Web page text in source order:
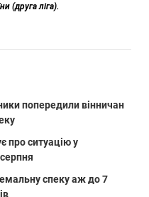
(друга ліга).
попередили вінничан
про ситуацію у
спеку аж до 7